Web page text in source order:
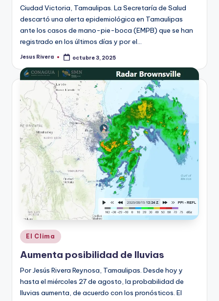
Ciudad Victoria, Tamaulipas. La Secretaría de Salud
descartó una alerta epidemiológica en Tamaulipas
ante los casos de mano-pie-boca (EMPB) que se han
registrado en los últimos días y por el…
Publicado
Jesus Rivera octubre 3, 2025
Publicado
en
El Clima
Aumenta posibilidad de lluvias
Por Jesús Rivera Reynosa, Tamaulipas. Desde hoy y
hasta el miércoles 27 de agosto, la probabilidad de
lluvias aumenta, de acuerdo con los pronósticos. El